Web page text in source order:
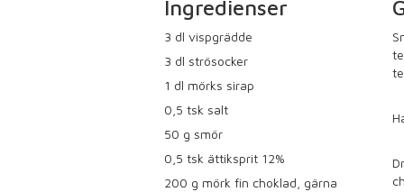
Ingredienser
3 dl vispgrädde
3 dl strösocker
1 dl mörks sirap
0,5 tsk salt
50 g smör
0,5 tsk ättiksprit 12%
200 g mörk fin choklad, gärna